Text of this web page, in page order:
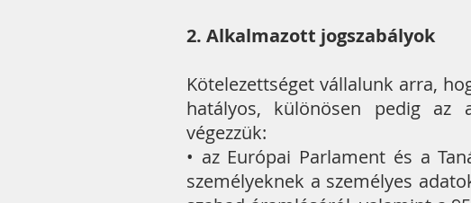
2. Alkalmazott jogszabályok
Kötelezettséget vállalunk arra,
hatályos, különösen pedig az
végezzük:
• az Európai Parlament és a
személyeknek a személyes